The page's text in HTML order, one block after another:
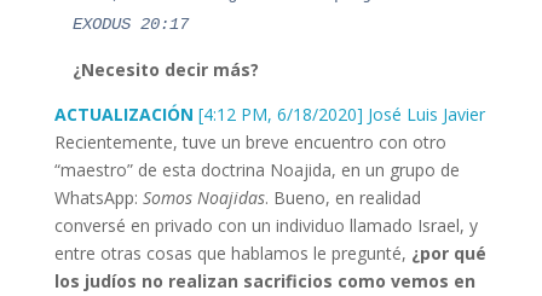
EXODUS 20:17
¿Necesito decir más?
ACTUALIZACIÓN [4:12 PM, 6/18/2020] José Luis Javier
Recientemente, tuve un breve encuentro con otro
“maestro” de esta doctrina Noajida, en un grupo de
WhatsApp: Somos Noajidas. Bueno, en realidad
conversé en privado con un individuo llamado Israel, y
entre otras cosas que hablamos le pregunté, ¿por qué
los judíos no realizan sacrificios como vemos en